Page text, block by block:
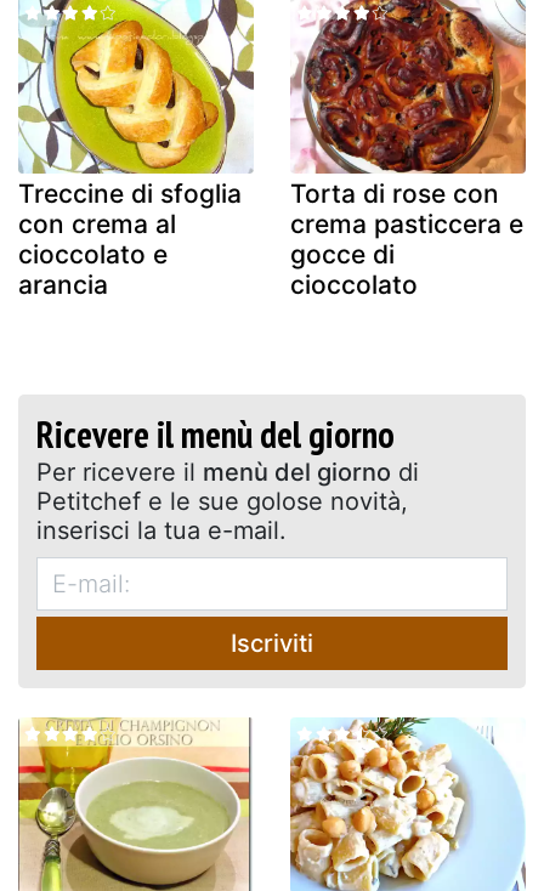
Treccine di sfoglia
con crema al
cioccolato e
arancia
Torta di rose con
crema pasticcera e
gocce di
cioccolato
Ricevere il menù del giorno
Per ricevere il menù del giorno di
Petitchef e le sue golose novità,
inserisci la tua e-mail.
Iscriviti